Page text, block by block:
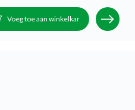
Voeg toe aan winkelkar